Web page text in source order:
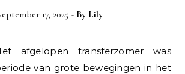
17, 2025 - By Lily
van grote bewegingen in het